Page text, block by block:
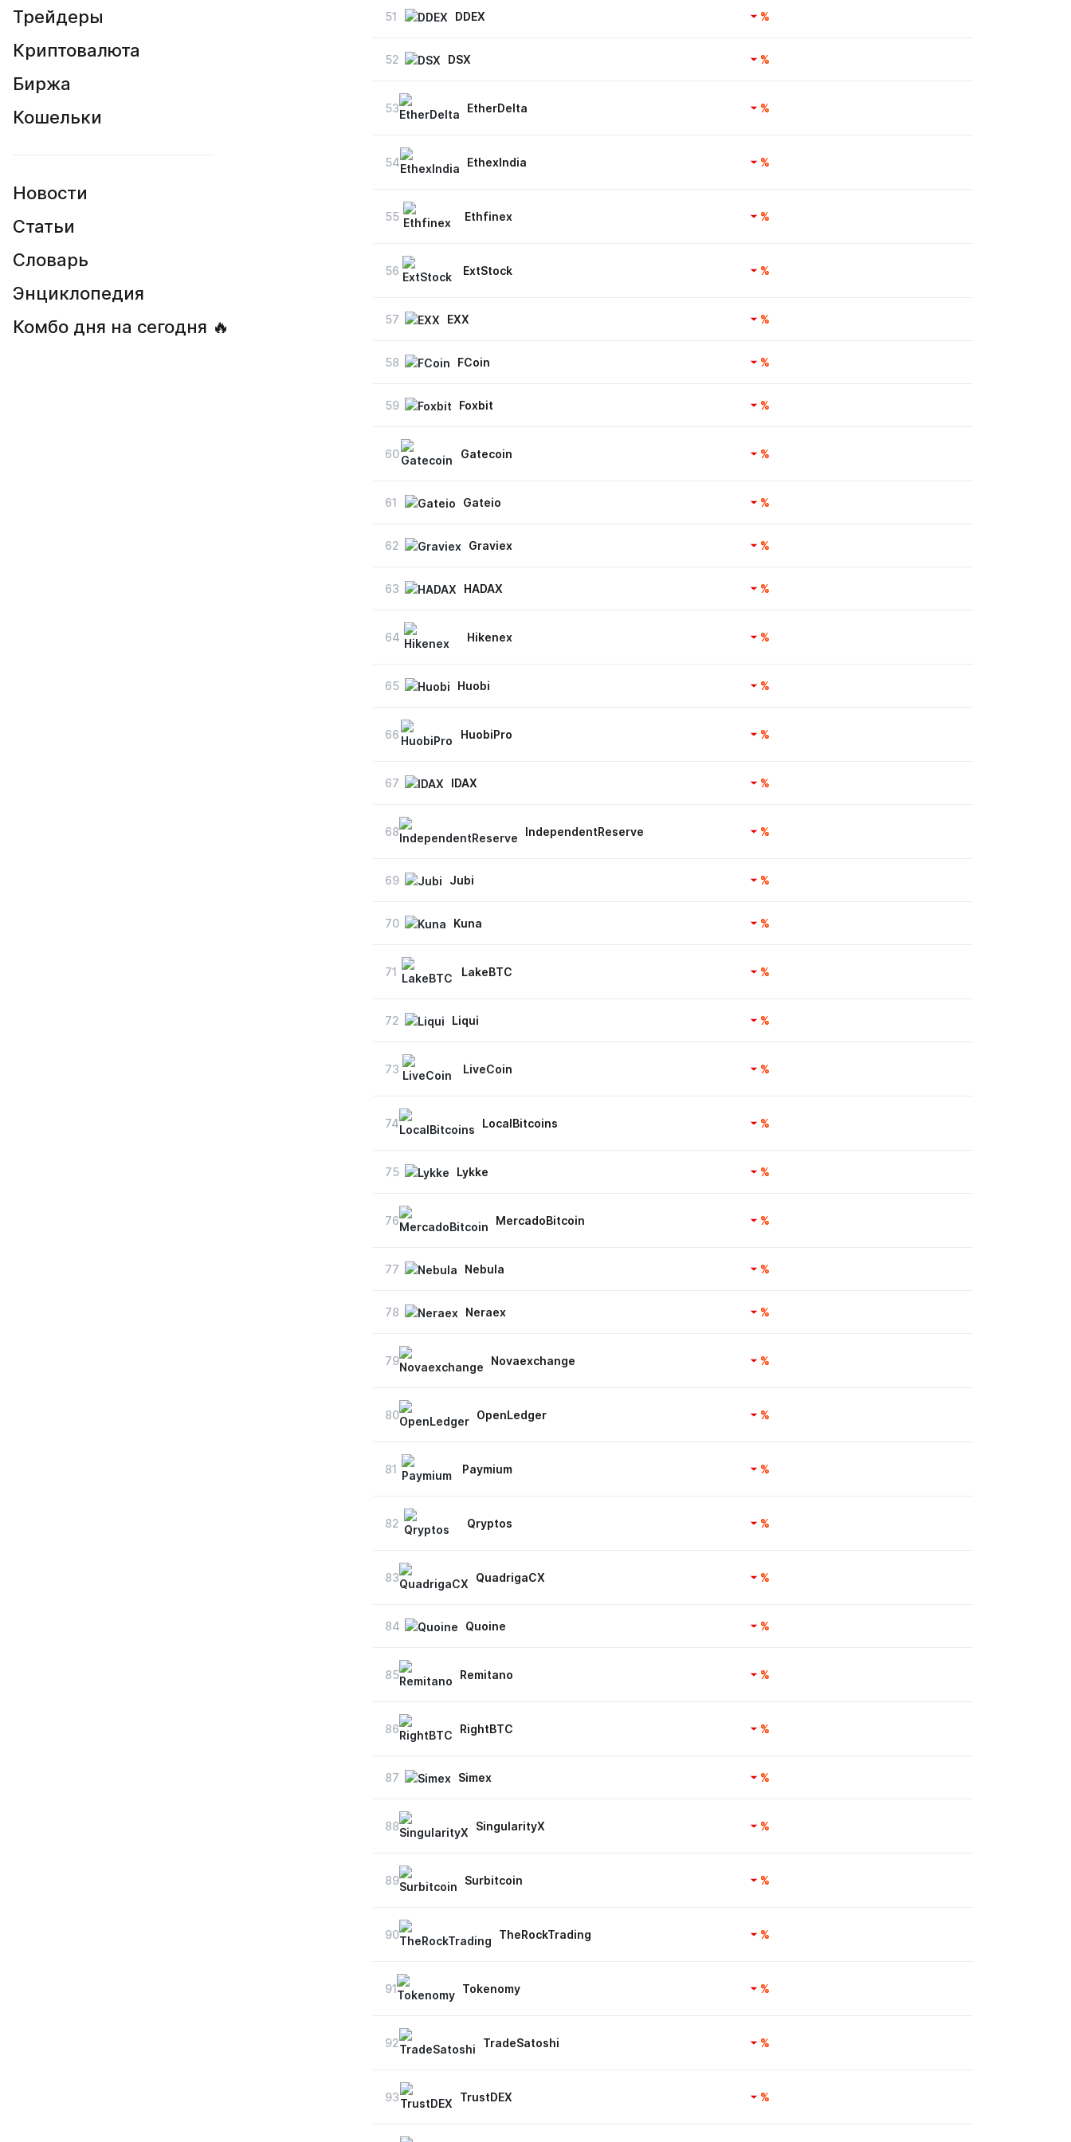
Трейдеры
Криптовалюта
Биржа
Кошельки
Новости
Статьи
Словарь
Энциклопедия
Комбо дня на сегодня 🔥
51 DDEX %
52 DSX %
53 EtherDelta %
54 EthexIndia %
55 Ethfinex %
56 ExtStock %
57 EXX %
58 FCoin %
59 Foxbit %
60 Gatecoin %
61 Gateio %
62 Graviex %
63 HADAX %
64 Hikenex %
65 Huobi %
66 HuobiPro %
67 IDAX %
68 IndependentReserve %
69 Jubi %
70 Kuna %
71 LakeBTC %
72 Liqui %
73 LiveCoin %
74 LocalBitcoins %
75 Lykke %
76 MercadoBitcoin %
77 Nebula %
78 Neraex %
79 Novaexchange %
80 OpenLedger %
81 Paymium %
82 Qryptos %
83 QuadrigaCX %
84 Quoine %
85 Remitano %
86 RightBTC %
87 Simex %
88 SingularityX %
89 Surbitcoin %
90 TheRockTrading %
91 Tokenomy %
92 TradeSatoshi %
93 TrustDEX %